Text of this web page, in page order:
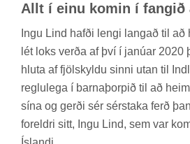
Allt í einu komin í fangið
Ingu Lind hafði lengi lang­að til
lét loks verða af því í janú­ar 2020
hluta af fjöl­skyldu sinni utan til
reglu­lega í barna­þorp­ið til að
sína og gerði sér sér­staka ferð
for­eldri sitt, Ingu Lind, sem var